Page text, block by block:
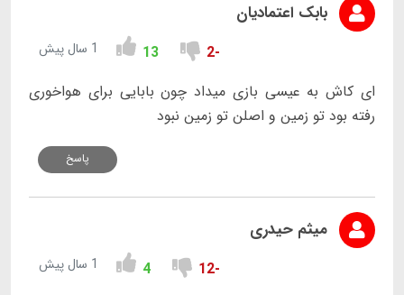
بابک اعتمادیان
-2
13 1 سال پیش
ای کاش به عیسی بازی میداد چون بابایی برای هواخوری
رفته بود تو زمین و اصلن تو زمین نبود
پاسخ
میثم حیدری
-12
4 1 سال پیش